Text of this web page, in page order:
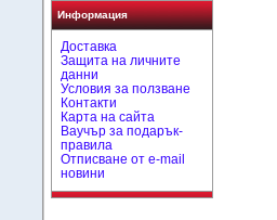
Информация
Доставка
Защита на личните
данни
Условия за ползване
Контакти
Карта на сайта
Ваучър за подарък-
правила
Отписване от e-mail
новини